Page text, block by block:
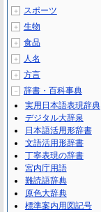
＋ スポーツ
＋ 生物
＋ 食品
＋ 人名
＋ 方言
－
辞書・百科事典
実用日本語表現辞典
デジタル大辞泉
日本語活用形辞書
文語活用形辞書
丁寧表現の辞書
宮内庁用語
難読語辞典
原色大辞典
標準案内用図記号